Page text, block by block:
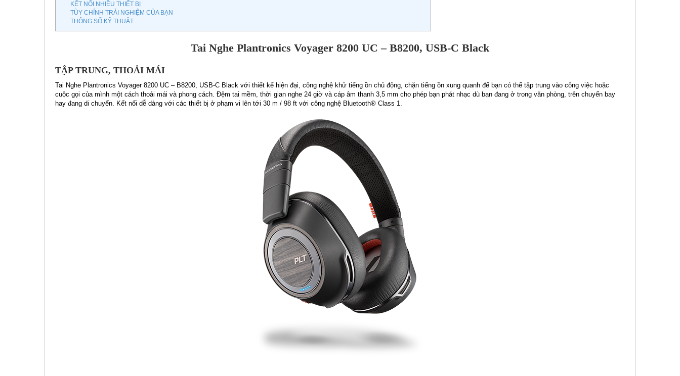
KẾT NỐI NHIỀU THIẾT BỊ
TÙY CHỈNH TRẢI NGHIỆM CỦA BẠN
THÔNG SỐ KỸ THUẬT
Tai Nghe Plantronics Voyager 8200 UC – B8200, USB-C Black
TẬP TRUNG, THOẢI MÁI
Tai Nghe Plantronics Voyager 8200 UC – B8200, USB-C Black với thiết kế hiện đại, công nghệ khử tiếng ồn chủ động, chặn tiếng ồn xung quanh để bạn có thể tập trung vào công việc hoặc
cuộc gọi của mình một cách thoải mái và phong cách. Đệm tai mềm, thời gian nghe 24 giờ và cáp âm thanh 3,5 mm cho phép bạn phát nhạc dù bạn đang ở trong văn phòng, trên chuyến bay
hay đang di chuyển. Kết nối dễ dàng với các thiết bị ở phạm vi lên tới 30 m / 98 ft với công nghệ Bluetooth® Class 1.